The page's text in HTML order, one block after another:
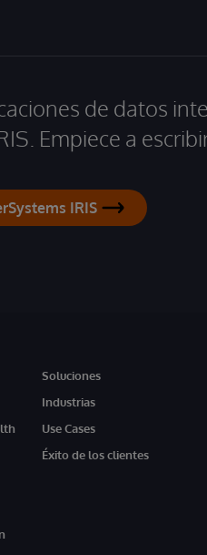
de datos
Empiece a
IRIS
Soluciones
Industrias
Use Cases
Éxito de los clientes